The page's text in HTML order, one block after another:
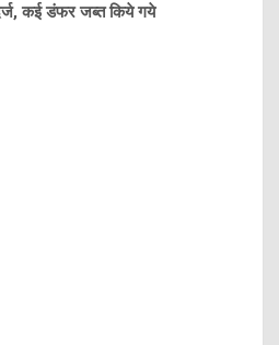
कई डंफर जब्त किये गये